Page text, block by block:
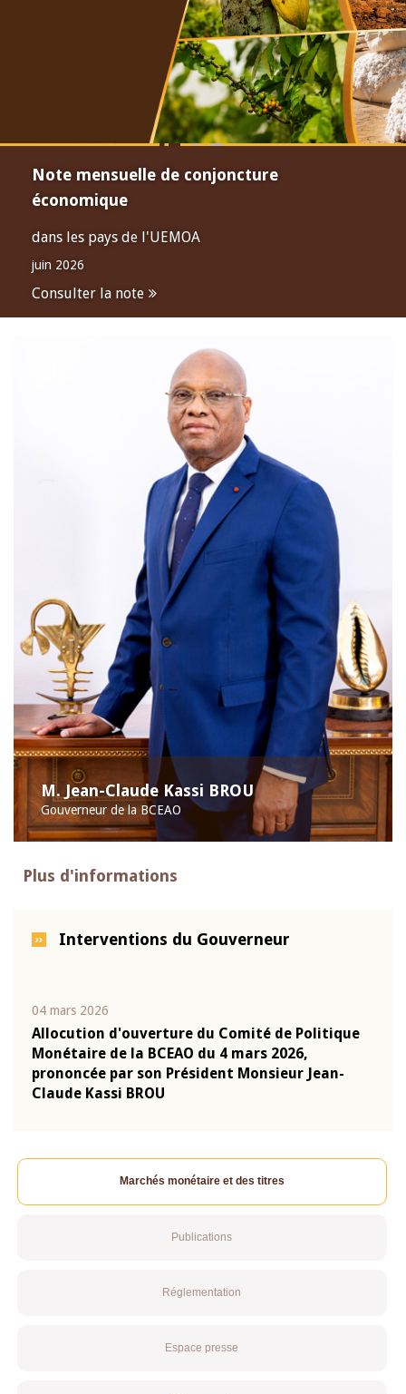
Note mensuelle de conjoncture
économique
dans les pays de l'UEMOA
juin 2026
Consulter la note
M. Jean-Claude Kassi BROU
Gouverneur de la BCEAO
Plus d'informations
Interventions du Gouverneur
04 mars 2026
Allocution d'ouverture du Comité de Politique
Monétaire de la BCEAO du 4 mars 2026,
prononcée par son Président Monsieur Jean-
Claude Kassi BROU
Marchés monétaire et des titres
Publications
Réglementation
Espace presse